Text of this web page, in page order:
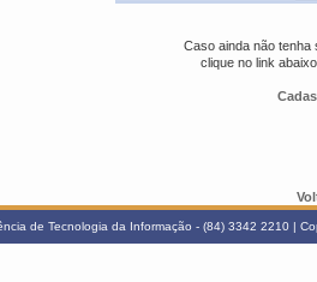
Caso ainda não tenha
clique no link
de Tecnologia da Informação - (84) 3342 2210 |